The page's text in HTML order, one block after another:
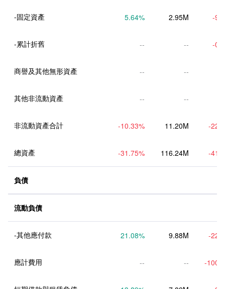
-固定資產 5.64% 2.95M -
-累計折舊 -- -- -
商譽及其他無形資產 -- --
其他非流動資產 -- --
非流動資產合計 -10.33% 11.20M -
總資產 -31.75% 116.24M -
負債
流動負債
-其他應付款 21.08% 9.88M -
應計費用 -- -- -